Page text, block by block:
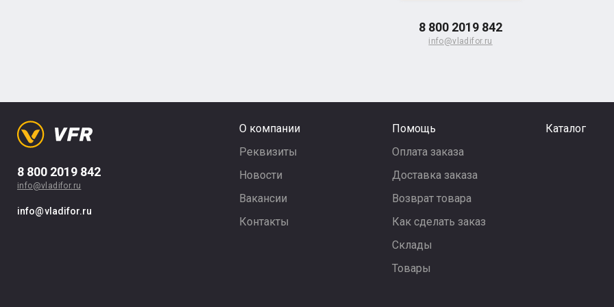
8 800 2019 842
info@vladifor.ru
8 800 2019 842
info@vladifor.ru
info@vladifor.ru
О компании
Реквизиты
Новости
Вакансии
Контакты
Помощь
Оплата заказа
Доставка заказа
Возврат товара
Как сделать заказ
Склады
Товары
Каталог